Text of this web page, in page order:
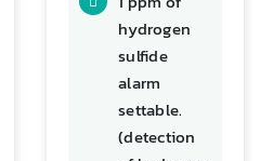
hydrogen
sulfide
alarm
settable.
(detection